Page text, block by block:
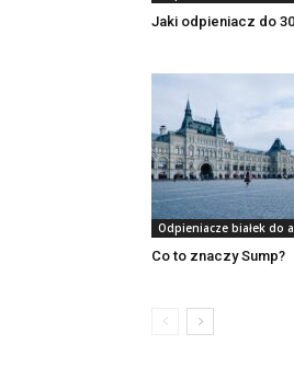
Jaki odpieniacz do
Odpieniacze białek do
Co to znaczy Sump?